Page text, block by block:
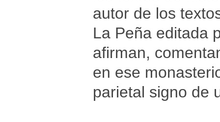
autor de los
La Peña editada
afirman,
en ese
parietal signo de